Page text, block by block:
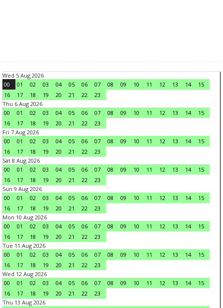
Wed 5 Aug 2026
00
01 02 03 04 05 06 07 08 09 10 11 12 13 14
15
16
17 18 19 20 21 22
23
Thu 6 Aug 2026
00
01 02 03 04 05 06 07 08 09 10 11 12 13 14
15
16
17 18 19 20 21 22
23
Fri 7 Aug 2026
00
01 02 03 04 05 06 07 08 09 10 11 12 13 14
15
16
17 18 19 20 21 22
23
Sat 8 Aug 2026
00
01 02 03 04 05 06 07 08 09 10 11 12 13 14
15
16
17 18 19 20 21 22
23
Sun 9 Aug 2026
00
01 02 03 04 05 06 07 08 09 10 11 12 13 14
15
16
17 18 19 20 21 22
23
Mon 10 Aug 2026
00
01 02 03 04 05 06 07 08 09 10 11 12 13 14
15
16
17 18 19 20 21 22
23
Tue 11 Aug 2026
00
01 02 03 04 05 06 07 08 09 10 11 12 13 14
15
16
17 18 19 20 21 22
23
Wed 12 Aug 2026
00
01 02 03 04 05 06 07 08 09 10 11 12 13 14
15
16
17 18 19 20 21 22
23
Thu 13 Aug 2026